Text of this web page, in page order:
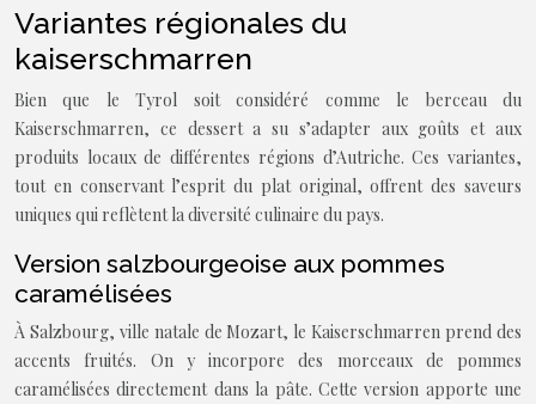
Variantes régionales du
kaiserschmarren
Bien que le Tyrol soit considéré comme le berceau du
Kaiserschmarren, ce dessert a su s’adapter aux goûts et aux
produits locaux de différentes régions d’Autriche. Ces variantes,
tout en conservant l’esprit du plat original, offrent des saveurs
uniques qui reflètent la diversité culinaire du pays.
Version salzbourgeoise aux pommes
caramélisées
À Salzbourg, ville natale de Mozart, le Kaiserschmarren prend des
accents fruités. On y incorpore des morceaux de pommes
caramélisées directement dans la pâte. Cette version apporte une